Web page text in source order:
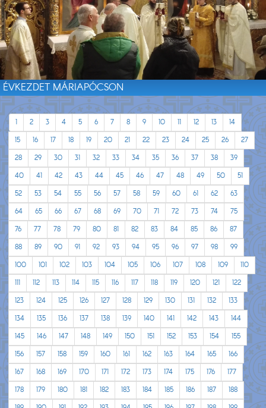
ÉVKEZDET MÁRIAPÓCSON
1 2 3 4 5 6 7 8 9 10 11 12 13
14
15
16 17 18 19 20 21 22 23 24 25 26
27
28
29 30 31 32 33 34 35 36 37 38
39
40
41 42 43 44 45 46 47 48 49 50
51
52
53 54 55 56 57 58 59 60 61 62
63
64
65 66 67 68 69 70 71 72 73 74
75
76
77 78 79 80 81 82 83 84 85 86
87
88
89 90 91 92 93 94 95 96 97 98
99
100
101 102 103 104 105 106 107 108 109
110
111
112 113 114 115 116 117 118 119 120 121
122
123
124 125 126 127 128 129 130 131 132
133
134
135 136 137 138 139 140 141 142 143
144
145
146 147 148 149 150 151 152 153 154
155
156
157 158 159 160 161 162 163 164 165
166
167
168 169 170 171 172 173 174 175 176
177
178
179 180 181 182 183 184 185 186 187
188